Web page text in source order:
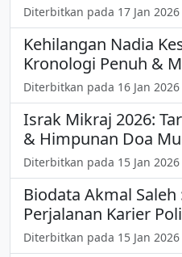
Diterbitkan pada 17 Jan 2026
Kehilangan Nadia
Kronologi Penuh &
Diterbitkan pada 16 Jan 2026
Israk Mikraj 2026:
& Himpunan Doa
Diterbitkan pada 15 Jan 2026
Biodata Akmal
Perjalanan Karier
Diterbitkan pada 15 Jan 2026